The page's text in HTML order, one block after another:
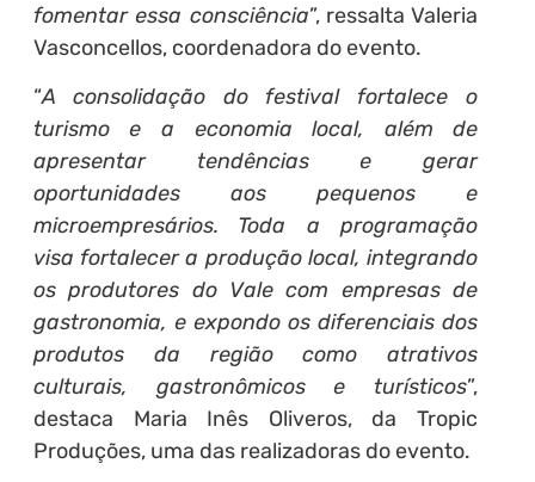
fomentar essa consciência”, ressalta Valeria
Vasconcellos, coordenadora do evento.
“A consolidação do festival fortalece o
turismo e a economia local, além de
apresentar tendências e gerar
oportunidades aos pequenos e
microempresários. Toda a programação
visa fortalecer a produção local, integrando
os produtores do Vale com empresas de
gastronomia, e expondo os diferenciais dos
produtos da região como atrativos
culturais, gastronômicos e turísticos”,
destaca Maria Inês Oliveros, da Tropic
Produções, uma das realizadoras do evento.